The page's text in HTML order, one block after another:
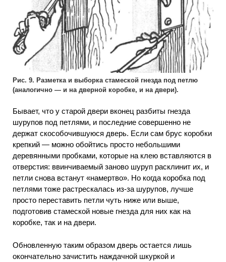
Рис. 9. Разметка и выборка стамеской гнезда под петлю
(аналогично — и на дверной коробке, и на двери).
Бывает, что у старой двери вконец разбиты гнезда
шурупов под петлями, и последние совершенно не
держат скособочившуюся дверь. Если сам брус коробки
крепкий — можно обойтись просто небольшими
деревянными пробками, которые на клею вставляются в
отверстия: ввинчиваемый заново шуруп расклинит их, и
петли снова встанут «намертво». Но когда коробка под
петлями тоже растрескалась из-за шурупов, лучше
просто переставить петли чуть ниже или выше,
подготовив стамеской новые гнезда для них как на
коробке, так и на двери.
Обновленную таким образом дверь остается лишь
окончательно зачистить наждачной шкуркой и